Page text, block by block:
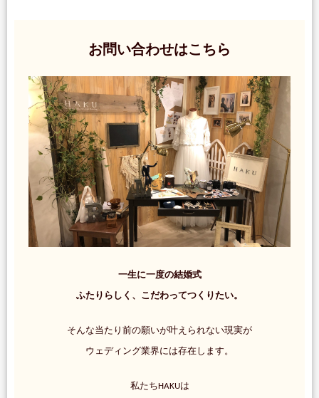
お問い合わせはこちら
一生に一度の結婚式
ふたりらしく、こだわってつくりたい。
そんな当たり前の願いが叶えられない現実が
ウェディング業界には存在します。
私たちHAKUは